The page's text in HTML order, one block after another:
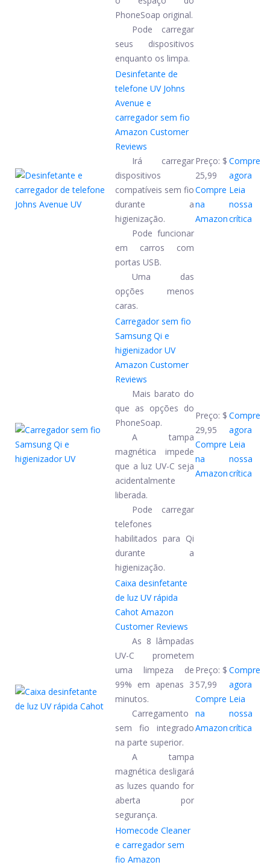
PhoneSoap original.
Pode carregar
seus dispositivos
enquanto os limpa.
Desinfetante de
telefone UV Johns
Avenue e
carregador sem fio
Amazon Customer
Reviews
Irá carregar
dispositivos
compatíveis sem fio
durante a
higienização.
Pode funcionar
em carros com
portas USB.
Uma das
opções menos
caras.
Preço: $
25,99
Compre
na
Amazon
Compre
agora
Leia
nossa
crítica
Carregador sem fio
Samsung Qi e
higienizador UV
Amazon Customer
Reviews
Mais barato do
que as opções do
PhoneSoap.
A tampa
magnética impede
que a luz UV-C seja
acidentalmente
liberada.
Pode carregar
telefones
habilitados para Qi
durante a
higienização.
Preço: $
29,95
Compre
na
Amazon
Compre
agora
Leia
nossa
crítica
Caixa desinfetante
de luz UV rápida
Cahot Amazon
Customer Reviews
As 8 lâmpadas
UV-C prometem
uma limpeza de
99% em apenas 3
minutos.
Carregamento
sem fio integrado
na parte superior.
A tampa
magnética desligará
as luzes quando for
aberta por
segurança.
Preço: $
57,99
Compre
na
Amazon
Compre
agora
Leia
nossa
crítica
Homecode Cleaner
e carregador sem
fio Amazon